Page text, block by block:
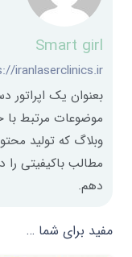
Smart girl
iranlaserclinics.ir
بعنوان یک اپراتور
موضوعات مرتبط با
وبلاگ که تولید
مطالب باکیفیتی را
دهم.
مفید برای شما …